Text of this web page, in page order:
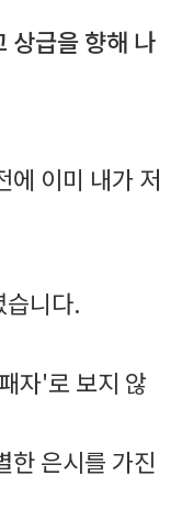
상급을 향해 나
에 이미 내가 저
습니다.
자'로 보지 않
한 은시를 가진